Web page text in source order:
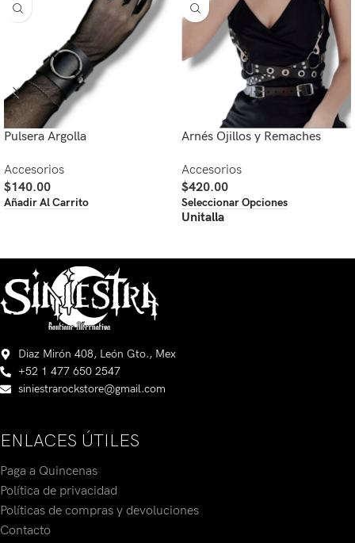
Pulsera Argolla
Accesorios
$140.00
Añadir Al Carrito
Arnés Ojillos y Remaches
Accesorios
$420.00
Seleccionar Opciones
Unitalla
Diaz Mirón 408, León Gto., Mex
+52 1 477 650 2547
siniestrarockstore@gmail.com
ENLACES ÚTILES
Paga a Quincenas
Política de privacidad
Políticas de compras y devoluciones
Contacto